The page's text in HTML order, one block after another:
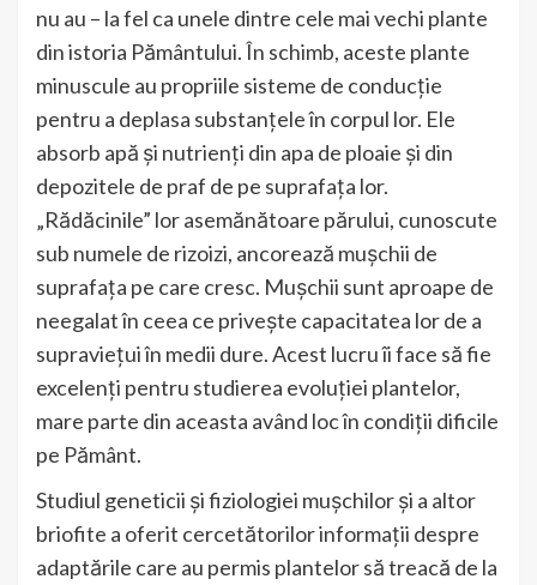
nu au – la fel ca unele dintre cele mai vechi plante
din istoria Pământului. În schimb, aceste plante
minuscule au propriile sisteme de conducție
pentru a deplasa substanțele în corpul lor. Ele
absorb apă și nutrienți din apa de ploaie și din
depozitele de praf de pe suprafața lor.
„Rădăcinile” lor asemănătoare părului, cunoscute
sub numele de rizoizi, ancorează mușchii de
suprafața pe care cresc. Mușchii sunt aproape de
neegalat în ceea ce privește capacitatea lor de a
supraviețui în medii dure. Acest lucru îi face să fie
excelenți pentru studierea evoluției plantelor,
mare parte din aceasta având loc în condiții dificile
pe Pământ.
Studiul geneticii și fiziologiei mușchilor și a altor
briofite a oferit cercetătorilor informații despre
adaptările care au permis plantelor să treacă de la